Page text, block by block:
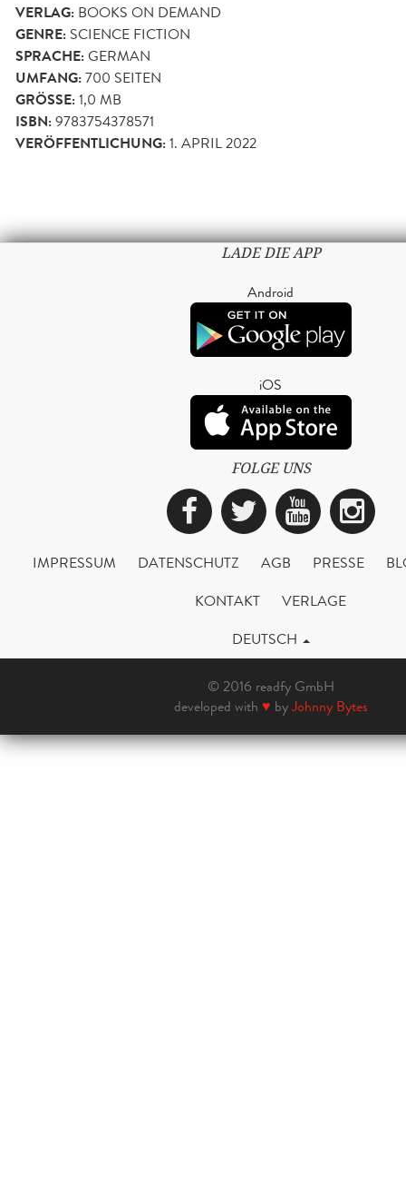
VERLAG: BOOKS ON DEMAND
GENRE: SCIENCE FICTION
SPRACHE:GERMAN
UMFANG:700 SEITEN
GRÖSSE: 1,0 MB
ISBN:9783754378571
VERÖFFENTLICHUNG:1. APRIL 2022
LADE DIE APP
Android
iOS
FOLGE UNS
Facebook
Twitter
IMPRESSUM DATENSCHUTZ AGB PRESSE
KONTAKT
VERLAGE
DEUTSCH
© 2016 readfy GmbH
developed with ♥ byJohnny Bytes